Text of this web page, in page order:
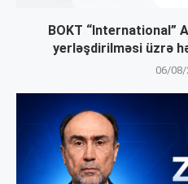
BOKT “International”
yerləşdirilməsi üzrə
06/08/